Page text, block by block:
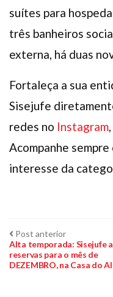
suítes para
três banheiros
externa, há duas
Fortaleça a sua
Sisejufe
redes no Instagram,
Acompanhe
interesse da
Navegação
de
Post anteriorPost
anterior:
Alta temporada: Sisejufe
reservas para o mês de
DEZEMBRO, na Casa do